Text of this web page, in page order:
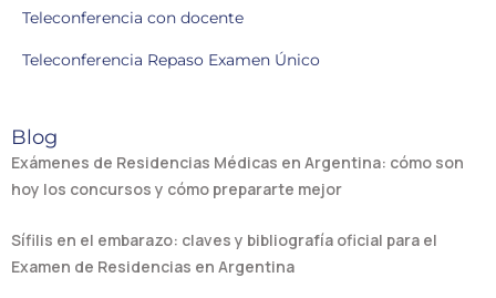
Teleconferencia con docente
Teleconferencia Repaso Examen Único
Blog
Exámenes de Residencias Médicas en Argentina: cómo son
hoy los concursos y cómo prepararte mejor
Sífilis en el embarazo: claves y bibliografía oficial para el
Examen de Residencias en Argentina